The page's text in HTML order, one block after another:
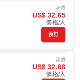
起價
US$ 32.65
價格/人
預訂
起價
US$ 32.68
價格/人